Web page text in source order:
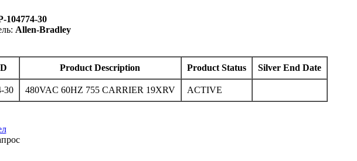
104774-30
Allen-Bradley
Product Description Product Status Silver End Date
30 480VAC 60HZ 755 CARRIER 19XRV ACTIVE